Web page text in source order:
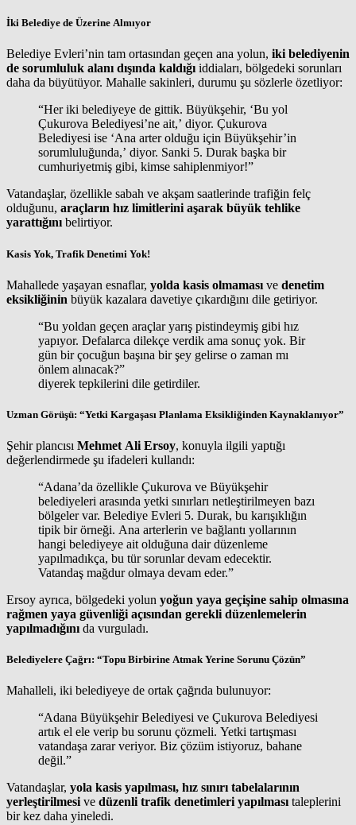
İki Belediye de Üzerine Almıyor
Belediye Evleri’nin tam ortasından geçen ana yolun, iki belediyenin
de sorumluluk alanı dışında kaldığı iddiaları, bölgedeki sorunları
daha da büyütüyor. Mahalle sakinleri, durumu şu sözlerle özetliyor:
“Her iki belediyeye de gittik. Büyükşehir, ‘Bu yol
Çukurova Belediyesi’ne ait,’ diyor. Çukurova
Belediyesi ise ‘Ana arter olduğu için Büyükşehir’in
sorumluluğunda,’ diyor. Sanki 5. Durak başka bir
cumhuriyetmiş gibi, kimse sahiplenmiyor!”
Vatandaşlar, özellikle sabah ve akşam saatlerinde trafiğin felç
olduğunu, araçların hız limitlerini aşarak büyük tehlike
yarattığını belirtiyor.
Kasis Yok, Trafik Denetimi Yok!
Mahallede yaşayan esnaflar, yolda kasis olmaması ve denetim
eksikliğinin büyük kazalara davetiye çıkardığını dile getiriyor.
“Bu yoldan geçen araçlar yarış pistindeymiş gibi hız
yapıyor. Defalarca dilekçe verdik ama sonuç yok. Bir
gün bir çocuğun başına bir şey gelirse o zaman mı
önlem alınacak?”
diyerek tepkilerini dile getirdiler.
Uzman Görüşü: “Yetki Kargaşası Planlama Eksikliğinden Kaynaklanıyor”
Şehir plancısı Mehmet Ali Ersoy, konuyla ilgili yaptığı
değerlendirmede şu ifadeleri kullandı:
“Adana’da özellikle Çukurova ve Büyükşehir
belediyeleri arasında yetki sınırları netleştirilmeyen bazı
bölgeler var. Belediye Evleri 5. Durak, bu karışıklığın
tipik bir örneği. Ana arterlerin ve bağlantı yollarının
hangi belediyeye ait olduğuna dair düzenleme
yapılmadıkça, bu tür sorunlar devam edecektir.
Vatandaş mağdur olmaya devam eder.”
Ersoy ayrıca, bölgedeki yolun yoğun yaya geçişine sahip olmasına
rağmen yaya güvenliği açısından gerekli düzenlemelerin
yapılmadığını da vurguladı.
Belediyelere Çağrı: “Topu Birbirine Atmak Yerine Sorunu Çözün”
Mahalleli, iki belediyeye de ortak çağrıda bulunuyor:
“Adana Büyükşehir Belediyesi ve Çukurova Belediyesi
artık el ele verip bu sorunu çözmeli. Yetki tartışması
vatandaşa zarar veriyor. Biz çözüm istiyoruz, bahane
değil.”
Vatandaşlar, yola kasis yapılması, hız sınırı tabelalarının
yerleştirilmesive düzenli trafik denetimleri yapılmasıtaleplerini
bir kez daha yineledi.